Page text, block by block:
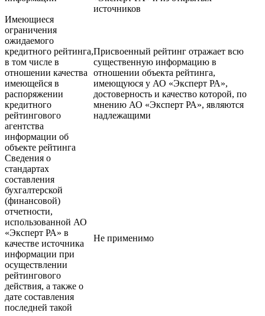
источников
Имеющиеся
ограничения
ожидаемого
кредитного рейтинга,
в том числе в
отношении качества
имеющейся в
распоряжении
кредитного
рейтингового
агентства
информации об
объекте рейтинга
Присвоенный рейтинг отражает всю
существенную информацию в
отношении объекта рейтинга,
имеющуюся у АО «Эксперт РА»,
достоверность и качество которой, по
мнению АО «Эксперт РА», являются
надлежащими
Сведения о
стандартах
составления
бухгалтерской
(финансовой)
отчетности,
использованной АО
«Эксперт РА» в
качестве источника
информации при
осуществлении
рейтингового
действия, а также о
дате составления
последней такой
Не применимо